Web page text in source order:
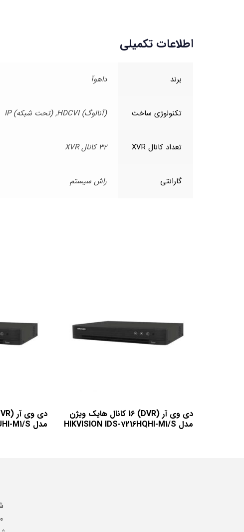
اطلاعات تکمیلی
برند داهوآ
تکنولوژی ساخت (آنالوگ) HDCVI, (تحت شبکه) IP
تعداد کانال XVR 32 کانال XVR
گارانتی راش سیستم
دی وی آر (DVR) 16 کانال هایک ویژن
مدل HIKVISION IDS-7216HQHI-M1/S
مدل HIKVISION IDS-7208HUHI-M1/S